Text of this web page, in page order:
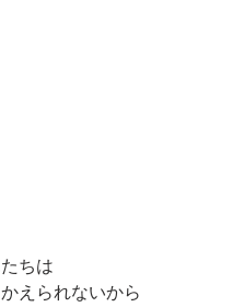
ちは
えられないから